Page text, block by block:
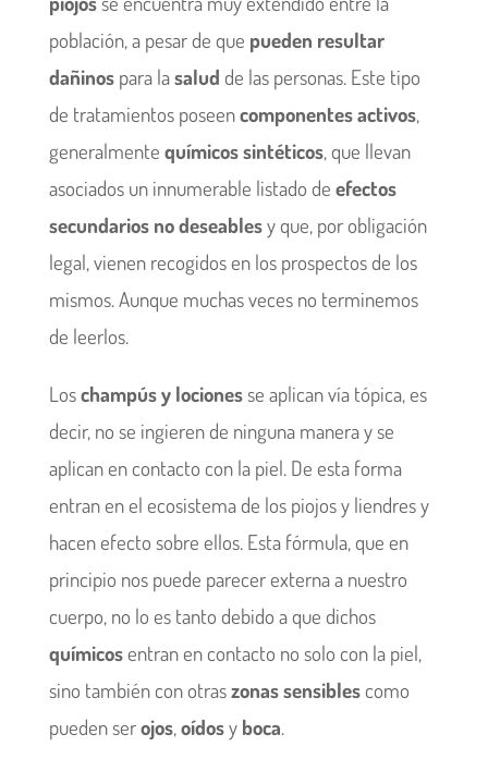
población, a pesar de que pueden resultar
dañinospara lasalud de las personas. Este tipo
de tratamientos poseencomponentes activos,
generalmente químicos sintéticos, que llevan
asociados un innumerable listado de efectos
secundarios no deseablesy que, por obligación
legal, vienen recogidos en los prospectos de los
mismos. Aunque muchas veces no terminemos
de leerlos.
Loschampús y locionesse aplican vía tópica, es
decir, no se ingieren de ninguna manera y se
aplican en contacto con la piel. De esta forma
entran en el ecosistema de los piojos y liendres y
hacen efecto sobre ellos. Esta fórmula, que en
principio nos puede parecer externa a nuestro
cuerpo, no lo es tanto debido a que dichos
químicosentran en contacto no solo con la piel,
sino también con otraszonas sensiblescomo
pueden serojos,oídosy boca.